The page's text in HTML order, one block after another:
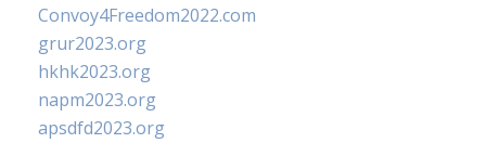
Convoy4Freedom2022.com
grur2023.org
hkhk2023.org
napm2023.org
apsdfd2023.org